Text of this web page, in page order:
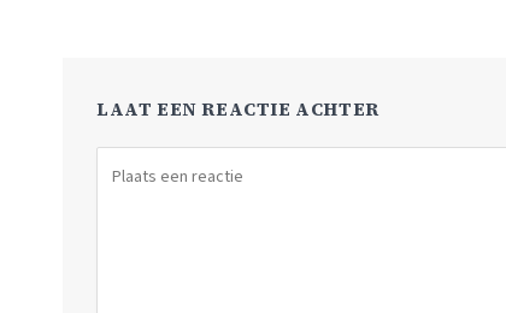
LAAT EEN REACTIE ACHTER